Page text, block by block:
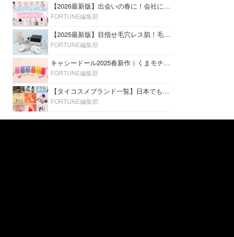
【2026最新版】出会いの春に！会社にもおすすめの好印象な香水14選♡ビジネスの場での香水マナーも
FORTUNE編集部
【2025最新版】目指せ毛穴レス肌！毛穴を埋めて隠す「おすすめ部分用下地＆プライマー」ランキング♡
FORTUNE編集部
キャシードール2025春新作｜くまモチーフのミニリップ「シャイニーベア リップモイスト」をレビュー♡
FORTUNE編集部
【タイコスメブランド一覧】日本でも人気沸騰中の“タイコスメ”ブランド20選！
FORTUNE編集部